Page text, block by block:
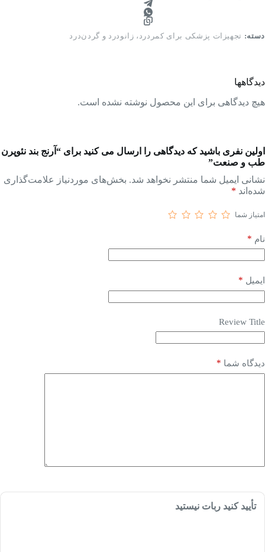
دسته: تجهیزات پزشکی برای کمردرد، زانودرد و گردن‌درد
دیدگاهها
هیچ دیدگاهی برای این محصول نوشته نشده است.
اولین نفری باشید که دیدگاهی را ارسال می کنید برای “آرنج بند نئوپرن
طب و صنعت”
نشانی ایمیل شما منتشر نخواهد شد. بخش‌های موردنیاز علامت‌گذاری
شده‌اند *
امتیاز شما
نام *
ایمیل *
Review Title
دیدگاه شما *
تأیید کنید ربات نیستید